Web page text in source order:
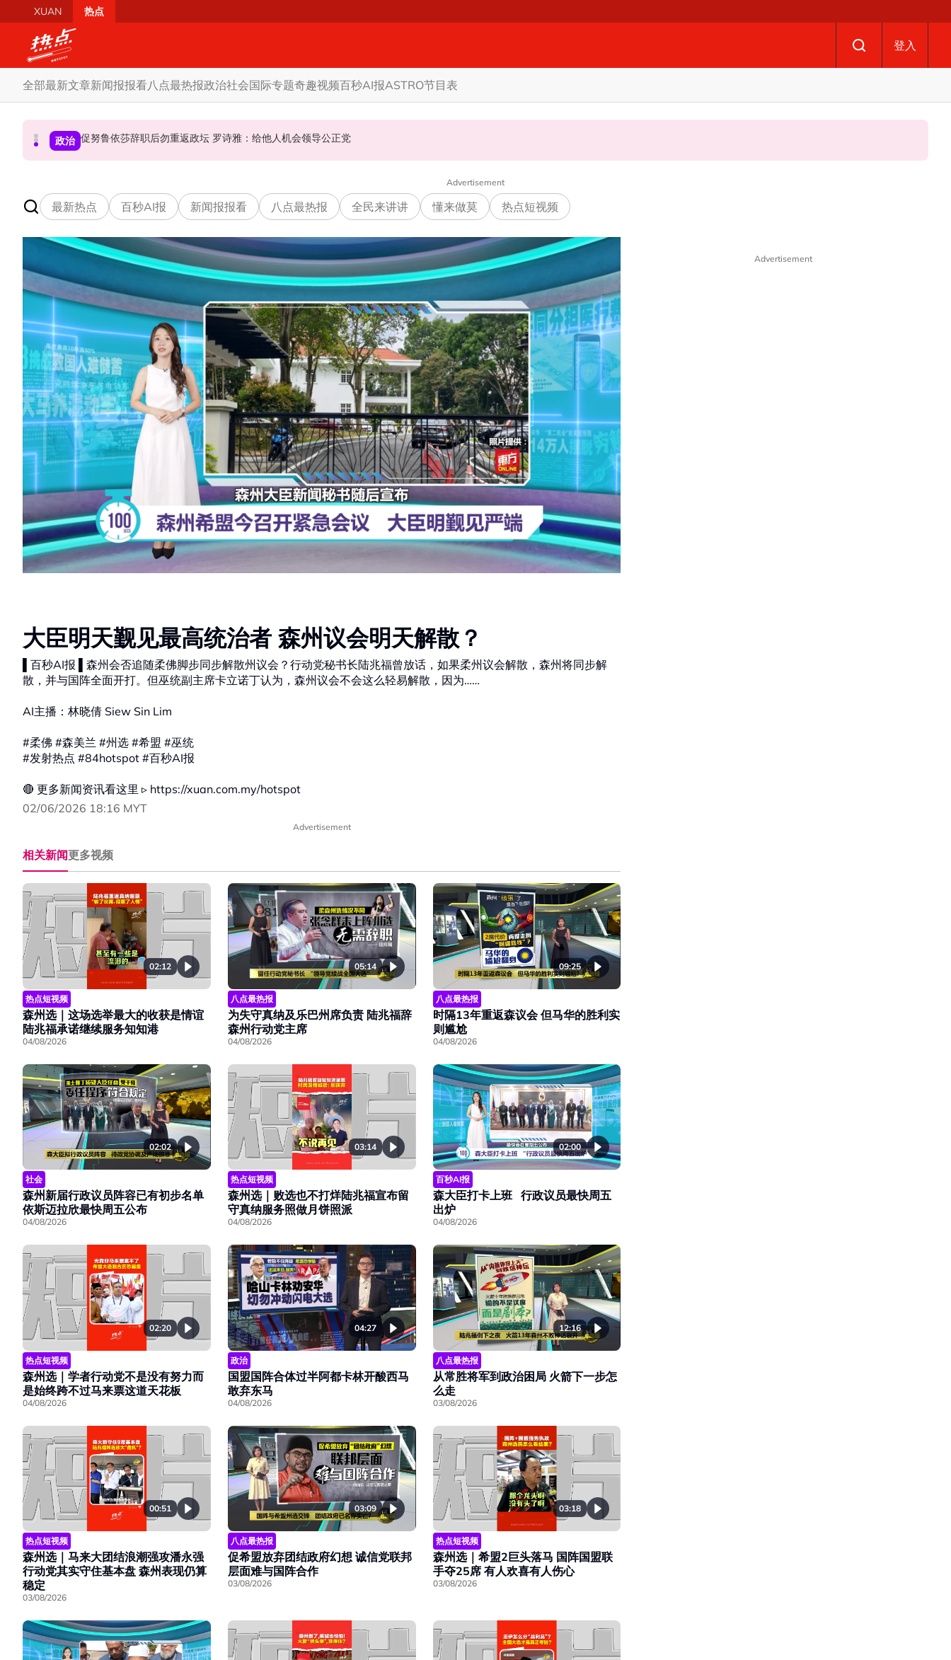
Skip to main content
XUAN 热点
登入
全部最新文章新闻报报看八点最热报政治社会国际专题奇趣视频百秒AI报ASTRO节目表
政治 炮轰哈迪不了解章程 阿兹敏：国盟无“自动退盟”规定
政治 促努鲁依莎辞职后勿重返政坛 罗诗雅：给他人机会领导公正党
国际 泰校园枪击案酿8师生亡 枪手疑遭长期遭霸凌成导火索
Advertisement
最新热点 百秒AI报 新闻报报看 八点最热报 全民来讲讲 懂来做莫 热点短视频
大臣明天觐见最高统治者 森州议会明天解散？
▌百秒AI报 ▌森州会否追随柔佛脚步同步解散州议会？行动党秘书长陆兆福曾放话，如果柔州议会解散，森州将同步解
散，并与国阵全面开打。但巫统副主席卡立诺丁认为，森州议会不会这么轻易解散，因为……
AI主播：林晓倩 Siew Sin Lim
#柔佛 #森美兰 #州选 #希盟 #巫统
#发射热点 #84hotspot #百秒AI报
🔴 更多新闻资讯看这里 ▹ https://xuan.com.my/hotspot
02/06/2026 18:16 MYT
Advertisement
相关新闻更多视频
02:12
热点短视频
森州选｜这场选举最大的收获是情谊
陆兆福承诺继续服务知知港
04/08/2026
05:14
八点最热报
为失守真纳及乐巴州席负责 陆兆福辞
森州行动党主席
04/08/2026
09:25
八点最热报
时隔13年重返森议会 但马华的胜利实
则尴尬
04/08/2026
02:02
社会
森州新届行政议员阵容已有初步名单
依斯迈拉欣最快周五公布
04/08/2026
03:14
热点短视频
森州选｜败选也不打烊陆兆福宣布留
守真纳服务照做月饼照派
04/08/2026
02:00
百秒AI报
森大臣打卡上班 行政议员最快周五
出炉
04/08/2026
02:20
热点短视频
森州选｜学者行动党不是没有努力而
是始终跨不过马来票这道天花板
04/08/2026
04:27
政治
国盟国阵合体过半阿都卡林开酸西马
敢弃东马
04/08/2026
12:16
八点最热报
从常胜将军到政治困局 火箭下一步怎
么走
03/08/2026
00:51
热点短视频
森州选｜马来大团结浪潮强攻潘永强
行动党其实守住基本盘 森州表现仍算
稳定
03/08/2026
03:09
八点最热报
促希盟放弃团结政府幻想 诚信党联邦
层面难与国阵合作
03/08/2026
03:18
热点短视频
森州选｜希盟2巨头落马 国阵国盟联
手夺25席 有人欢喜有人伤心
03/08/2026
Advertisement